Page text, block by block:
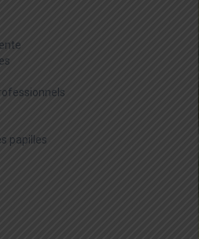
papilles